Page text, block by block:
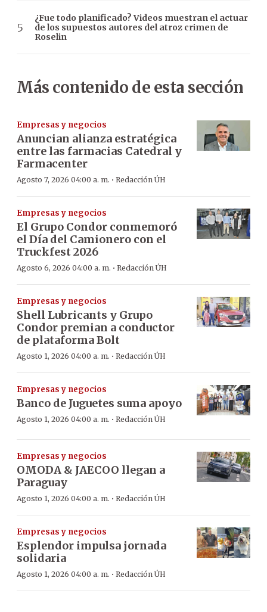
¿Fue todo planificado? Videos muestran el actuar
de los supuestos autores del atroz crimen de
Roselin
Más contenido de esta sección
Empresas y negocios
Anuncian alianza estratégica
entre las farmacias Catedral y
Farmacenter
Agosto 7, 2026 04:00 a. m. · Redacción ÚH
Empresas y negocios
El Grupo Condor conmemoró
el Día del Camionero con el
Truckfest 2026
Agosto 6, 2026 04:00 a. m. · Redacción ÚH
Empresas y negocios
Shell Lubricants y Grupo
Condor premian a conductor
de plataforma Bolt
Agosto 1, 2026 04:00 a. m. · Redacción ÚH
Empresas y negocios
Banco de Juguetes suma apoyo
Agosto 1, 2026 04:00 a. m. · Redacción ÚH
Empresas y negocios
OMODA & JAECOO llegan a
Paraguay
Agosto 1, 2026 04:00 a. m. · Redacción ÚH
Empresas y negocios
Esplendor impulsa jornada
solidaria
Agosto 1, 2026 04:00 a. m. · Redacción ÚH